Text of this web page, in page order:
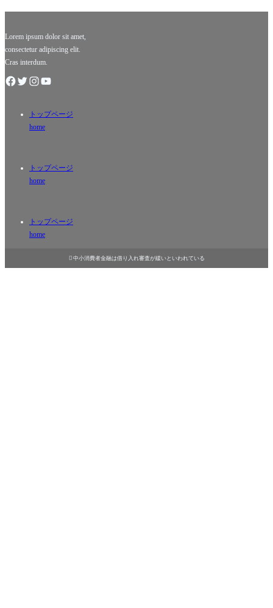
ローン、
るための
Lorem ipsum dolor sit amet,
consectetur adipiscing elit.
Cras interdum.
トップページ
home
トップページ
home
トップページ
home
 中小消費者金融は借り入れ審査が緩いといわれている